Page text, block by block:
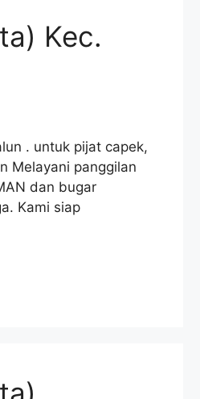
Kec.
. untuk pijat capek,
Melayani panggilan
dan bugar
Kami siap